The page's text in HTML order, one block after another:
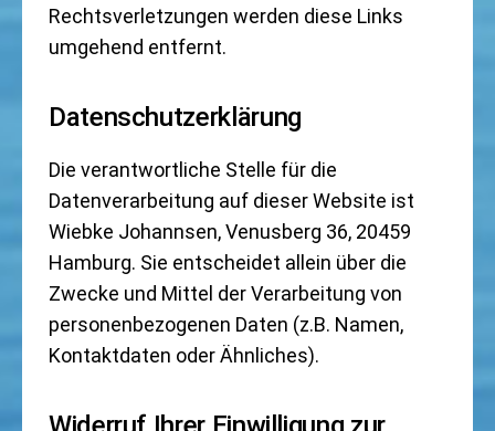
Rechtsverletzungen werden diese Links
umgehend entfernt.
Datenschutzerklärung
Die verantwortliche Stelle für die
Datenverarbeitung auf dieser Website ist
Wiebke Johannsen, Venusberg 36, 20459
Hamburg. Sie entscheidet allein über die
Zwecke und Mittel der Verarbeitung von
personenbezogenen Daten (z.B. Namen,
Kontaktdaten oder Ähnliches).